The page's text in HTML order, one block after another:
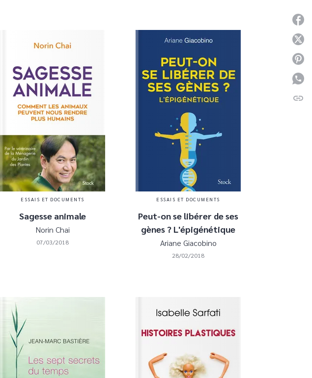
ESSAIS ET DOCUMENTS
Sagesse animale
Norin Chai
07/03/2018
ESSAIS ET DOCUMENTS
Peut-on se libérer de ses
gènes ? L'épigénétique
Ariane Giacobino
28/02/2018
link